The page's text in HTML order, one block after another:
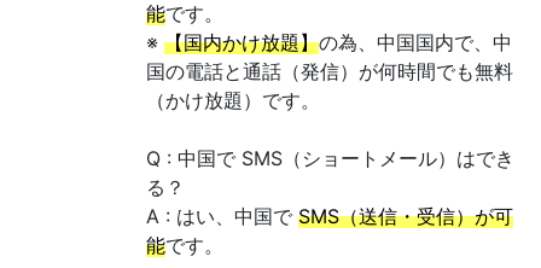
能です。
※ 【国内かけ放題】の為、中国国内で、中
国の電話と通話（発信）が何時間でも無料
（かけ放題）です。
Q : 中国で SMS（ショートメール）はでき
る？
A : はい、中国で SMS（送信・受信）が可
能です。